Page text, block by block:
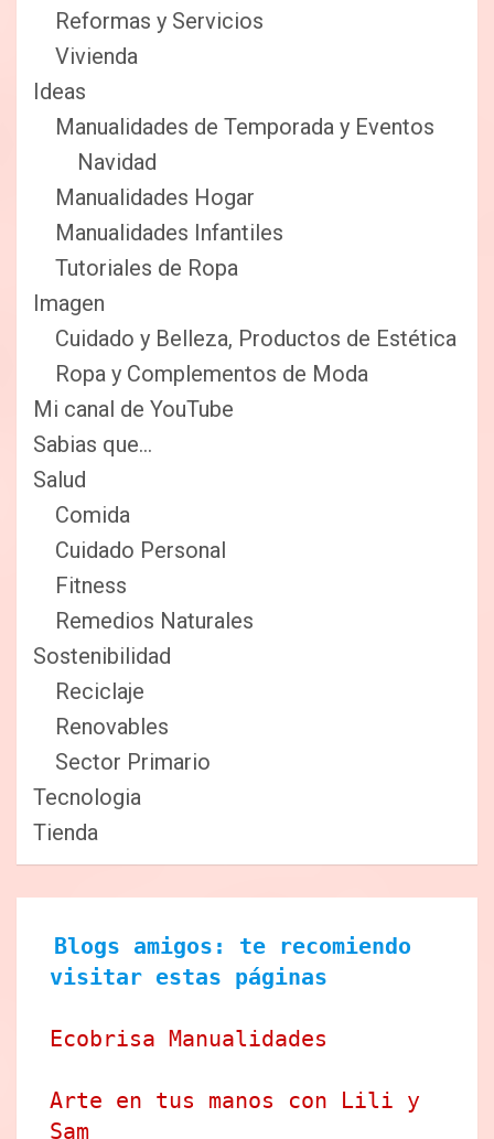
Reformas y Servicios
Vivienda
Ideas
Manualidades de Temporada y Eventos
Navidad
Manualidades Hogar
Manualidades Infantiles
Tutoriales de Ropa
Imagen
Cuidado y Belleza, Productos de Estética
Ropa y Complementos de Moda
Mi canal de YouTube
Sabias que…
Salud
Comida
Cuidado Personal
Fitness
Remedios Naturales
Sostenibilidad
Reciclaje
Renovables
Sector Primario
Tecnologia
Tienda
Blogs amigos: te recomiendo
visitar estas páginas
Ecobrisa Manualidades
Arte en tus manos con Lili y
Sam